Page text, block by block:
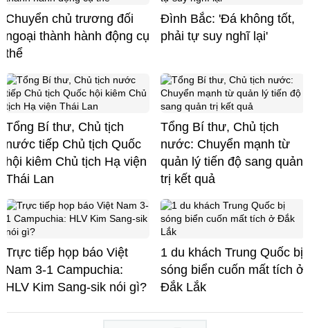
Chuyển chủ trương đối
ngoại thành hành động cụ
thể
Đình Bắc: 'Đá không tốt,
phải tự suy nghĩ lại'
Tổng Bí thư, Chủ tịch
nước tiếp Chủ tịch Quốc
hội kiêm Chủ tịch Hạ viện
Thái Lan
Tổng Bí thư, Chủ tịch
nước: Chuyển mạnh từ
quản lý tiến độ sang quản
trị kết quả
Trực tiếp họp báo Việt
Nam 3-1 Campuchia:
HLV Kim Sang-sik nói gì?
1 du khách Trung Quốc bị
sóng biển cuốn mất tích ở
Đắk Lắk